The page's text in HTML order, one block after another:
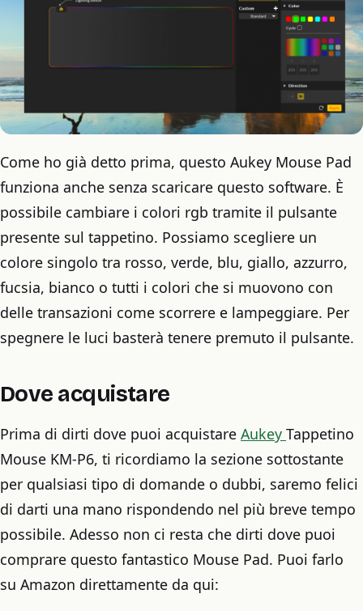
Come ho già detto prima, questo Aukey Mouse Pad
funziona anche senza scaricare questo software. È
possibile cambiare i colori rgb tramite il pulsante
presente sul tappetino. Possiamo scegliere un
colore singolo tra rosso, verde, blu, giallo, azzurro,
fucsia, bianco o tutti i colori che si muovono con
delle transazioni come scorrere e lampeggiare. Per
spegnere le luci basterà tenere premuto il pulsante.
Dove acquistare
Prima di dirti dove puoi acquistare Aukey Tappetino
Mouse KM-P6, ti ricordiamo la sezione sottostante
per qualsiasi tipo di domande o dubbi, saremo felici
di darti una mano rispondendo nel più breve tempo
possibile. Adesso non ci resta che dirti dove puoi
comprare questo fantastico Mouse Pad. Puoi farlo
su Amazon direttamente da qui: